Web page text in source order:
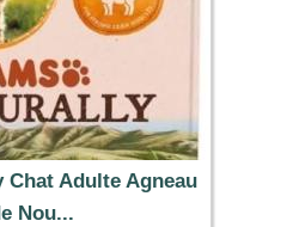
Chat Adulte Agneau
Nou...